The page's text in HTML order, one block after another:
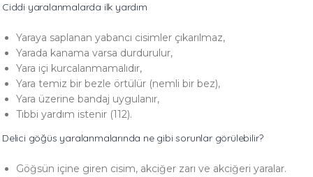
Ciddi yaralanmalarda ilk yardım
Yaraya saplanan yabancı cisimler çıkarılmaz,
Yarada kanama varsa durdurulur,
Yara içi kurcalanmamalıdır,
Yara temiz bir bezle örtülür (nemli bir bez),
Yara üzerine bandaj uygulanır,
Tıbbi yardım istenir (112).
Delici göğüs yaralanmalarında ne gibi sorunlar görülebilir?
Göğsün içine giren cisim, akciğer zarı ve akciğeri yaralar.